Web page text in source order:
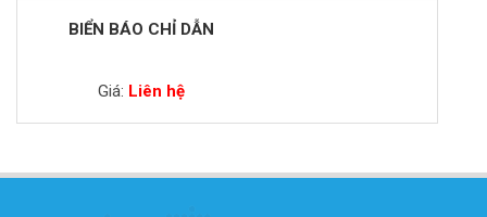
BIỂN BÁO CHỈ DẪN
Giá: Liên hệ